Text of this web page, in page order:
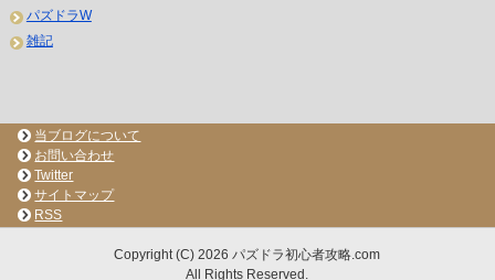
パズドラW
雑記
当ブログについて
お問い合わせ
Twitter
サイトマップ
RSS
Copyright (C) 2026 パズドラ初心者攻略.com
All Rights Reserved.